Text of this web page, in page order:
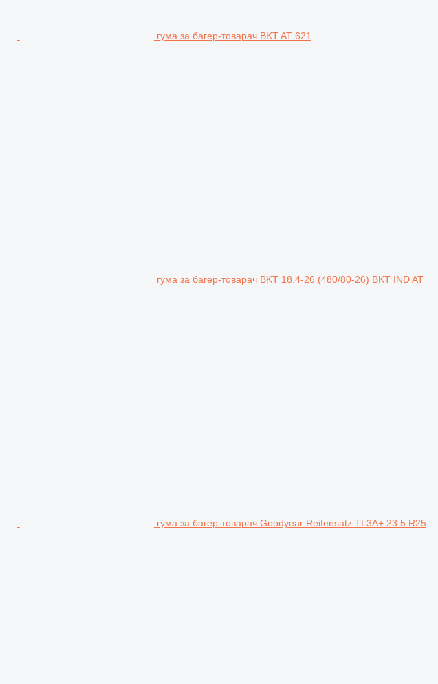
гума за багер-товарач BKT AT 621
гума за багер-товарач BKT 18.4-26 (480/80-26) BKT IND AT
гума за багер-товарач Goodyear Reifensatz TL3A+ 23.5 R25